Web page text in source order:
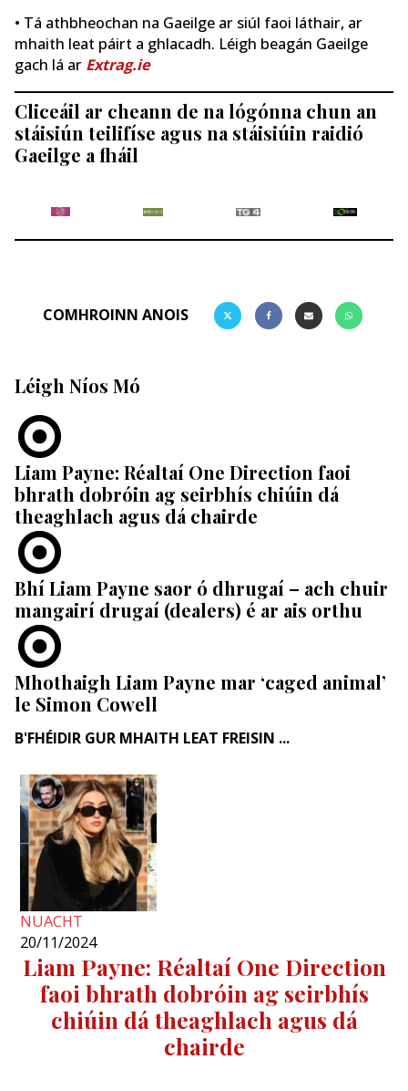
• Tá athbheochan na Gaeilge ar siúl faoi láthair, ar
mhaith leat páirt a ghlacadh. Léigh beagán Gaeilge
gach lá ar Extrag.ie
Cliceáil ar cheann de na lógónna chun an
stáisiún teilifíse agus na stáisiúin raidió
Gaeilge a fháil
COMHROINN ANOIS
Léigh Níos Mó
Liam Payne: Réaltaí One Direction faoi
bhrath dobróin ag seirbhís chiúin dá
theaghlach agus dá chairde
Bhí Liam Payne saor ó dhrugaí – ach chuir
mangairí drugaí (dealers) é ar ais orthu
Mhothaigh Liam Payne mar ‘caged animal’
le Simon Cowell
B'FHÉIDIR GUR MHAITH LEAT FREISIN ...
NUACHT
20/11/2024
Liam Payne: Réaltaí One Direction
faoi bhrath dobróin ag seirbhís
chiúin dá theaghlach agus dá
chairde